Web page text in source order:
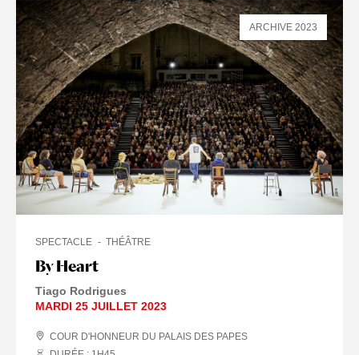
By Heart
SPECTACLE THÉÂTRE
Tiago Rodrigues
MARDI 25 JUILLET 2023
COUR D'HONNEUR DU PALAIS DES PAPES
ARCHIVE 2023